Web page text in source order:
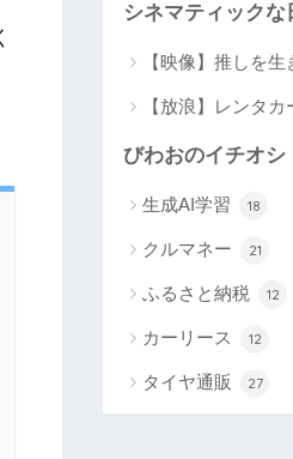
シネマティックな
【映像】推しを
【放浪】レンタ
びわおのイチオ
生成AI学習 18
クルマネー 21
ふるさと納税 12
カーリース 12
タイヤ通販 27